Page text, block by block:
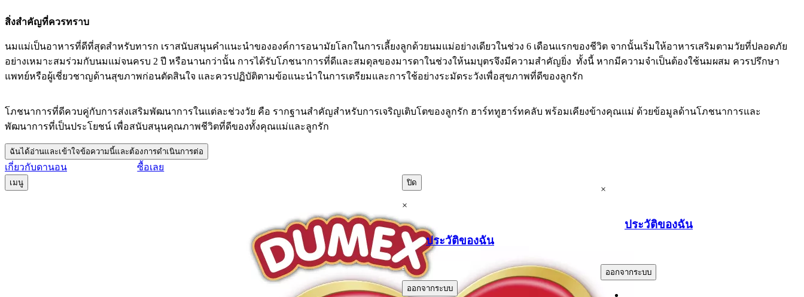
สิ่งสำคัญที่ควรทราบ
นมแม่เป็นอาหารที่ดีที่สุดสำหรับทารก เราสนับสนุนคำแนะนำขององค์การอนามัยโลกในการเลี้ยงลูกด้วยนมแม่อย่างเดียวในช่วง 6 เดือนแรกของชีวิต จากนั้นเริ่มให้อาหารเสริมตามวัยที่ปลอดภัย
อย่างเหมาะสมร่วมกับนมแม่จนครบ 2 ปี หรือนานกว่านั้น การได้รับโภชนาการที่ดีและสมดุลของมารดาในช่วงให้นมบุตรจึงมีความสำคัญยิ่ง ทั้งนี้ หากมีความจำเป็นต้องใช้นมผสม ควรปรึกษา
แพทย์หรือผู้เชี่ยวชาญด้านสุขภาพก่อนตัดสินใจ และควรปฏิบัติตามข้อแนะนำในการเตรียมและการใช้อย่างระมัดระวังเพื่อสุขภาพที่ดีของลูกรัก
โภชนาการที่ดีควบคู่กับการส่งเสริมพัฒนาการในแต่ละช่วงวัย คือ รากฐานสำคัญสำหรับการเจริญเติบโตของลูกรัก ฮาร์ททูฮาร์ทคลับ พร้อมเคียงข้างคุณแม่ ด้วยข้อมูลด้านโภชนาการและ
พัฒนาการที่เป็นประโยชน์ เพื่อสนับสนุนคุณภาพชีวิตที่ดีของทั้งคุณแม่และลูกรัก
ฉันได้อ่านและเข้าใจข้อความนี้และต้องการดำเนินการต่อ
เกี่ยวกับดานอน ซื้อเลย
เมนู ปิด
×
ประวัติของฉัน
.
ออกจากระบบ
×
ประวัติของฉัน
ออกจากระบบ